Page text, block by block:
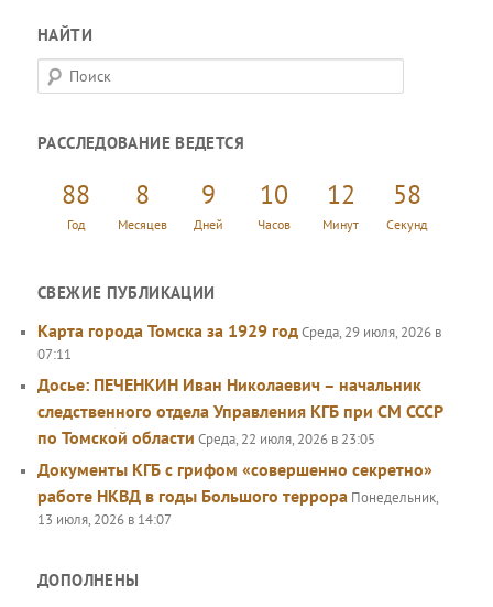
НАЙТИ
П
о
с
РАССЛЕДОВАНИЕ ВЕДЕТСЯ
88
Год
8
Месяцев
9
Дней
10
Часов
12
Минут
58
Секунд
СВЕЖИЕ ПУБЛИКАЦИИ
Карта города Томска за 1929 годСреда, 29 июля, 2026 в
07:11
Досье: ПЕЧЕНКИН Иван Николаевич – начальник
следственного отдела Управления КГБ при СМ СССР
по Томской области Среда, 22 июля, 2026 в 23:05
Документы КГБ с грифом «совершенно секретно»
работе НКВД в годы Большого террора Понедельник,
13 июля, 2026 в 14:07
ДОПОЛНЕНЫ